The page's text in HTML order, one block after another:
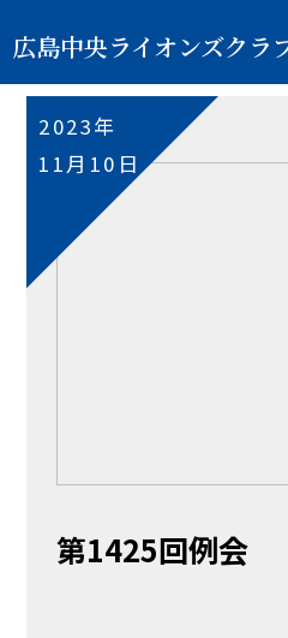
広島中央ライオンズクラ
2023年
11月10日
第1425回例会